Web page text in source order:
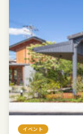
イベント